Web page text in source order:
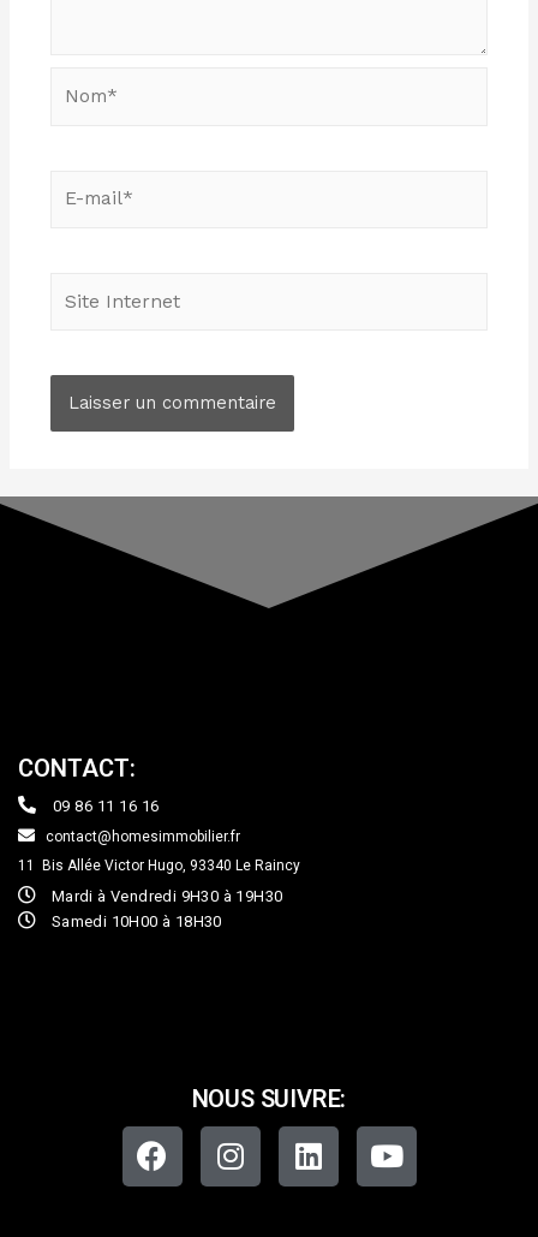
CONTACT:
09 86 11 16 16
contact@homesimmobilier.fr
11 Bis Allée Victor Hugo, 93340 Le Raincy
Mardi à Vendredi 9H30 à 19H30
Samedi 10H00 à 18H30
NOUS SUIVRE: